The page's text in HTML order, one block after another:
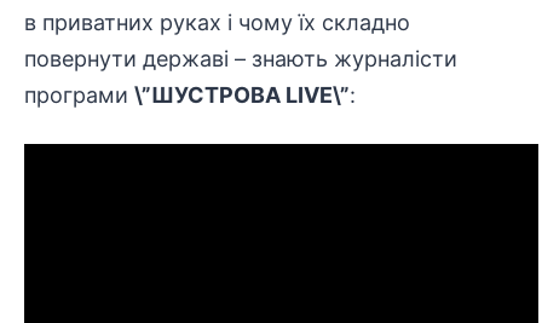
в приватних руках і чому їх складно
повернути державі – знають журналісти
програми \”ШУСТРОВА LIVE\”: